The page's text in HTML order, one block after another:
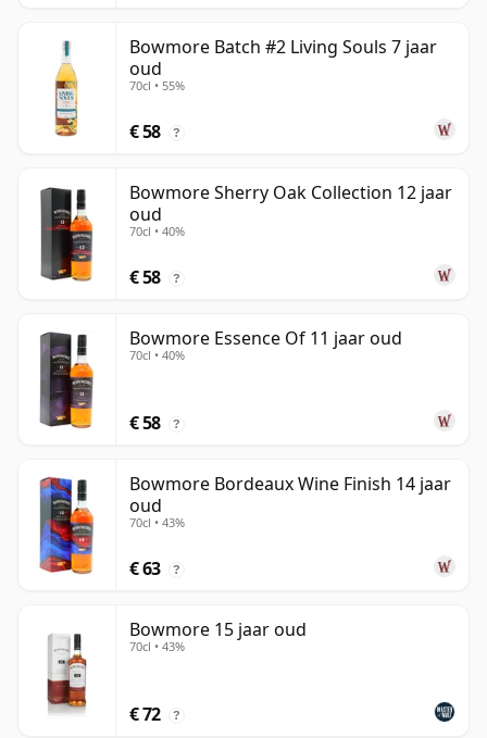
Bowmore Batch #2 Living Souls 7 jaar
oud
70cl • 55%
€ 58 ?
Bowmore Sherry Oak Collection 12 jaar
oud
70cl • 40%
€ 58 ?
Bowmore Essence Of 11 jaar oud
70cl • 40%
€ 58 ?
Bowmore Bordeaux Wine Finish 14 jaar
oud
70cl • 43%
€ 63 ?
Bowmore 15 jaar oud
70cl • 43%
€ 72 ?